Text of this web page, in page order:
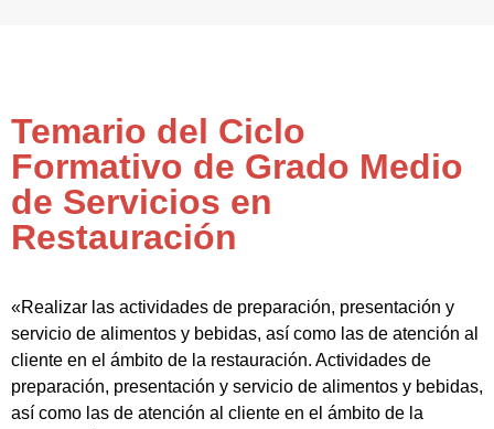
Temario del Ciclo
Formativo de Grado Medio
de Servicios en
Restauración
«Realizar las actividades de preparación, presentación y
servicio de alimentos y bebidas, así como las de atención al
cliente en el ámbito de la restauración. Actividades de
preparación, presentación y servicio de alimentos y bebidas,
así como las de atención al cliente en el ámbito de la